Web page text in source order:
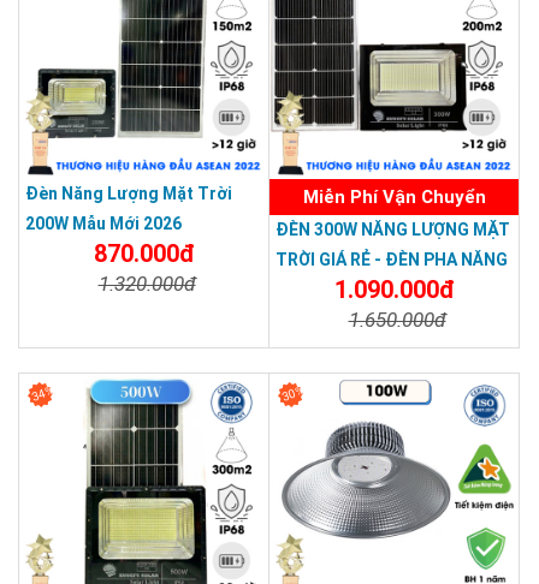
Đèn Năng Lượng Mặt Trời
200W Mẫu Mới 2026
870.000đ
1.320.000đ
Miễn Phí Vận Chuyển
ĐÈN 300W NĂNG LƯỢNG MẶT
TRỜI GIÁ RẺ - ĐÈN PHA NĂNG
LƯỢNG MẶT TRỜI 300W MẪU
1.090.000đ
1.650.000đ
34% 30%